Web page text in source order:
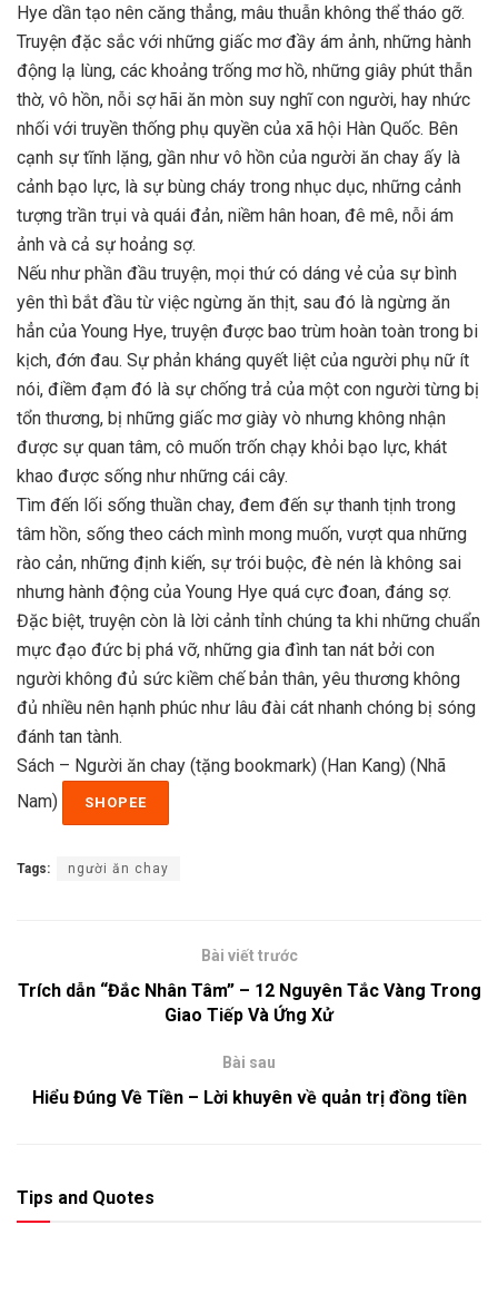
Hye dần tạo nên căng thẳng, mâu thuẫn không thể tháo gỡ.
Truyện đặc sắc với những giấc mơ đầy ám ảnh, những hành
động lạ lùng, các khoảng trống mơ hồ, những giây phút thẫn
thờ, vô hồn, nỗi sợ hãi ăn mòn suy nghĩ con người, hay nhức
nhối với truyền thống phụ quyền của xã hội Hàn Quốc. Bên
cạnh sự tĩnh lặng, gần như vô hồn của người ăn chay ấy là
cảnh bạo lực, là sự bùng cháy trong nhục dục, những cảnh
tượng trần trụi và quái đản, niềm hân hoan, đê mê, nỗi ám
ảnh và cả sự hoảng sợ.
Nếu như phần đầu truyện, mọi thứ có dáng vẻ của sự bình
yên thì bắt đầu từ việc ngừng ăn thịt, sau đó là ngừng ăn
hẳn của Young Hye, truyện được bao trùm hoàn toàn trong bi
kịch, đớn đau. Sự phản kháng quyết liệt của người phụ nữ ít
nói, điềm đạm đó là sự chống trả của một con người từng bị
tổn thương, bị những giấc mơ giày vò nhưng không nhận
được sự quan tâm, cô muốn trốn chạy khỏi bạo lực, khát
khao được sống như những cái cây.
Tìm đến lối sống thuần chay, đem đến sự thanh tịnh trong
tâm hồn, sống theo cách mình mong muốn, vượt qua những
rào cản, những định kiến, sự trói buộc, đè nén là không sai
nhưng hành động của Young Hye quá cực đoan, đáng sợ.
Đặc biệt, truyện còn là lời cảnh tỉnh chúng ta khi những chuẩn
mực đạo đức bị phá vỡ, những gia đình tan nát bởi con
người không đủ sức kiềm chế bản thân, yêu thương không
đủ nhiều nên hạnh phúc như lâu đài cát nhanh chóng bị sóng
đánh tan tành.
Sách – Người ăn chay (tặng bookmark) (Han Kang) (Nhã
Nam)
SHOPEE
Tags: người ăn chay
Bài viết trước
Trích dẫn “Đắc Nhân Tâm” – 12 Nguyên Tắc Vàng Trong
Giao Tiếp Và Ứng Xử
Bài sau
Hiểu Đúng Về Tiền – Lời khuyên về quản trị đồng tiền
Tips and Quotes